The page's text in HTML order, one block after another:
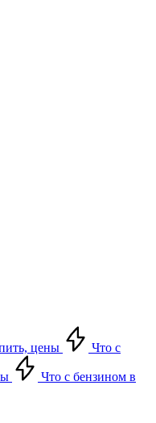
цены Что с
Что с бензином в